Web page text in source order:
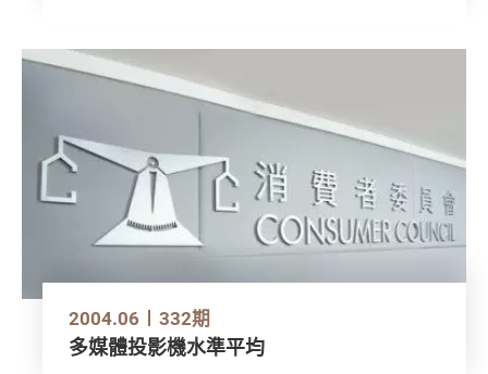
2004.06 332期
多媒體投影機水準平均